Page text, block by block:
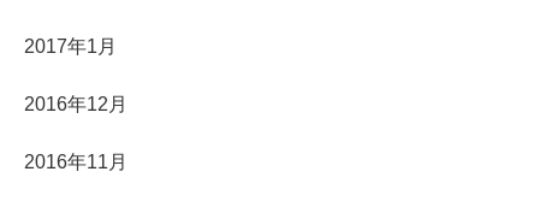
2017年1月
2016年12月
2016年11月